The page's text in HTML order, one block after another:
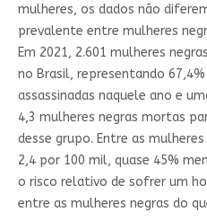
mulheres, os dados não
prevalente entre mulheres
Em 2021, 2.601 mulheres
no Brasil, representando
assassinadas naquele ano e
4,3 mulheres negras mortas
desse grupo. Entre as
2,4 por 100 mil, quase 45%
o risco relativo de sofrer um
entre as mulheres negras do